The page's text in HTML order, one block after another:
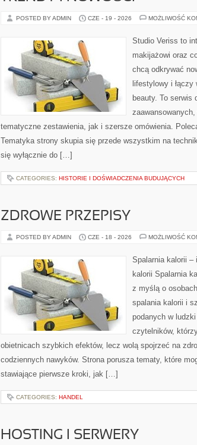
POSTED BY ADMIN CZE - 19 - 2026 MOŻLIWOŚĆ
Studio Veriss to
makijażowi oraz
chcą odkrywać
lifestylowy i
beauty. To serwis
tematyczne zestawienia, jak i szersze omówienia.
Tematyka strony skupia się przede wszystkim na
się wyłącznie do […]
CATEGORIES: HISTORIE I DOŚWIADCZENIA BUDUJĄCYCH
ZDROWE PRZEPISY
POSTED BY ADMIN CZE - 18 - 2026 MOŻLIWOŚĆ
Spalarnia kalorii –
kalorii Spalarnia
z myślą o
spalania kalorii i
podanych w
czytelników,
obietnicach szybkich efektów, lecz wolą spojrzeć na
codziennych nawyków. Strona porusza tematy, które
stawiające pierwsze kroki, jak […]
CATEGORIES: HANDEL
HOSTING I SERWERY